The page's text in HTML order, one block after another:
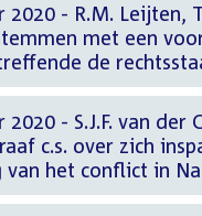
- R.M. Leijten,
met een
de
- S.J.F. van der
c.s. over zich
het conflict in